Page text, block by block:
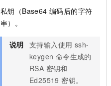
私钥（Base64 编码后的字符
串）。
说明 支持输入使用 ssh-
keygen 命令生成的
RSA 密钥和
Ed25519 密钥。